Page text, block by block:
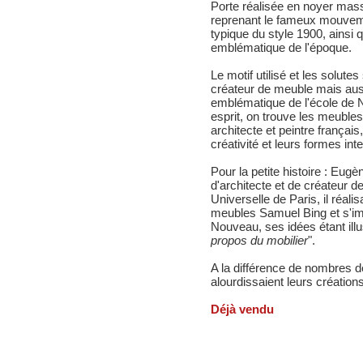
Porte réalisée en noyer
reprenant le fameux
typique du style 1900, ainsi
emblématique de l'époque.
Le motif utilisé et les
créateur de meuble mais
emblématique de l'école de
esprit, on trouve les
architecte et peintre
créativité et leurs formes
Pour la petite histoire :
d'architecte et de créateur
Universelle de Paris, il
meubles Samuel Bing et
Nouveau, ses idées étant
propos du mobilier".
A la différence de nombres
alourdissaient leurs
Déjà vendu